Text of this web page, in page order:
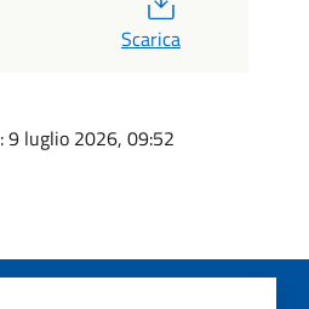
Scarica
: 9 luglio 2026, 09:52